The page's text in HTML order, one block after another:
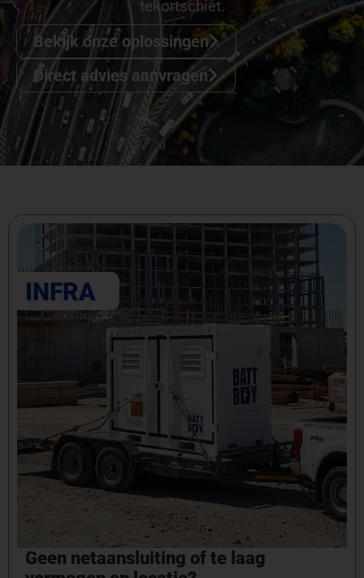
tekortschiet.
Bekijk onze oplossingen
Direct advies aanvragen
INFRA
Geen netaansluiting of te laag